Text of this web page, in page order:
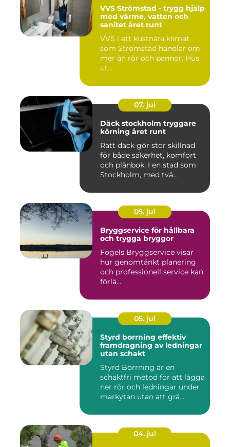
VVS Strömstad - trygg hjälp
med värme, vatten och
sanitet året runt
VVS i ett kustnära klimat
som Strömstad handlar om
mer än rör och pannor. Hus
ut...
07. jul
Däck stockholm tryggare
körning året runt
Rätt däck gör stor skillnad
för både säkerhet, komfort
och plånbok. I en stad som
Stockholm, med tvä...
05. jul
Bryggservice för hållbara
och trygga bryggor
Fogels Bryggservice visar
hur genomtänkt planering
och professionell service kan
förlä...
05. jul
Styrd borrning effektiv
framdragning av ledningar
utan schakt
Styrd Borrning är en
schaktfri metod för att lägga
ner rör och ledningar under
markytan utan att grä...
04. jul